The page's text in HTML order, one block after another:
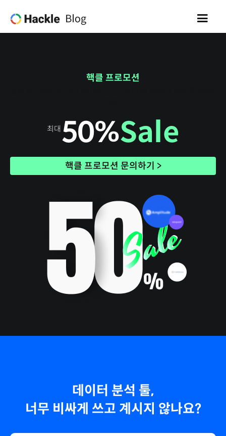
핵클 프로모션
최대 50%Sale
핵클 프로모션 문의하기 >
데이터 분석 툴,
너무 비싸게 쓰고 계시지 않나요?